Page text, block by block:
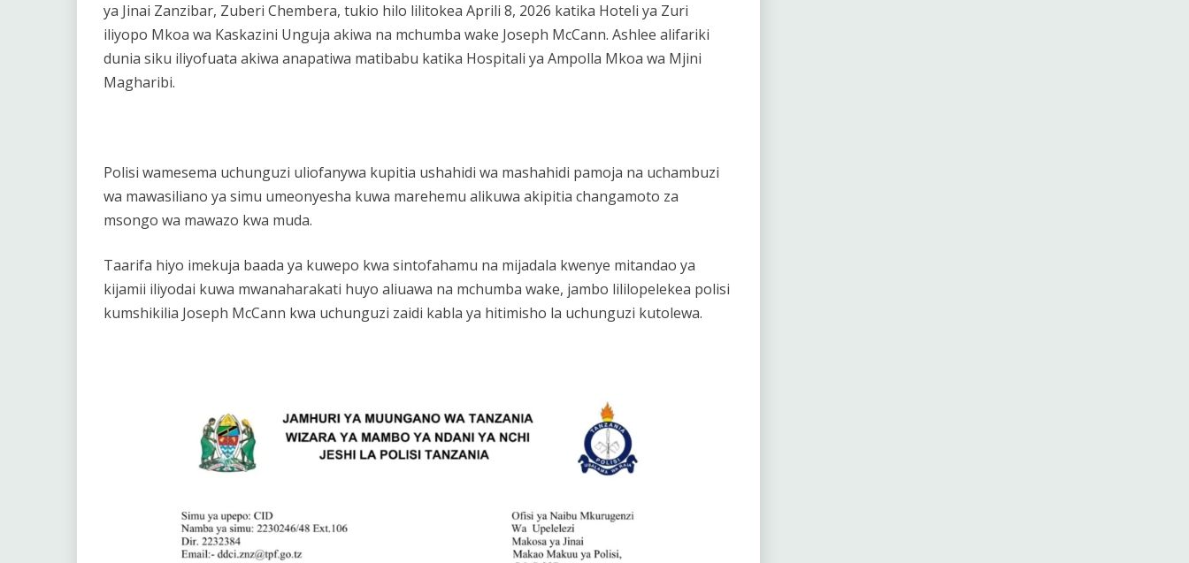
ya Jinai Zanzibar, Zuberi Chembera, tukio hilo lilitokea Aprili 8, 2026 katika Hoteli ya Zuri
iliyopo Mkoa wa Kaskazini Unguja akiwa na mchumba wake Joseph McCann. Ashlee alifariki
dunia siku iliyofuata akiwa anapatiwa matibabu katika Hospitali ya Ampolla Mkoa wa Mjini
Magharibi.
Polisi wamesema uchunguzi uliofanywa kupitia ushahidi wa mashahidi pamoja na uchambuzi
wa mawasiliano ya simu umeonyesha kuwa marehemu alikuwa akipitia changamoto za
msongo wa mawazo kwa muda.
Taarifa hiyo imekuja baada ya kuwepo kwa sintofahamu na mijadala kwenye mitandao ya
kijamii iliyodai kuwa mwanaharakati huyo aliuawa na mchumba wake, jambo lililopelekea polisi
kumshikilia Joseph McCann kwa uchunguzi zaidi kabla ya hitimisho la uchunguzi kutolewa.